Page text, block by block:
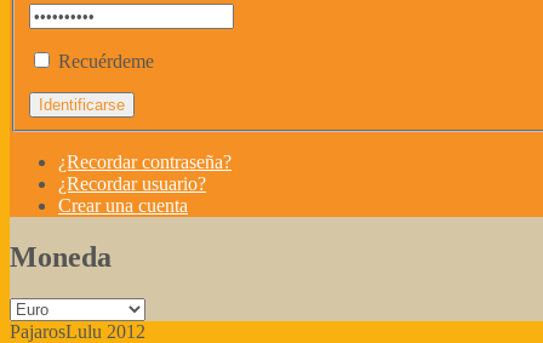
Recuérdeme
¿Recordar contraseña?
¿Recordar usuario?
Crear una cuenta
Moneda
PajarosLulu 2012